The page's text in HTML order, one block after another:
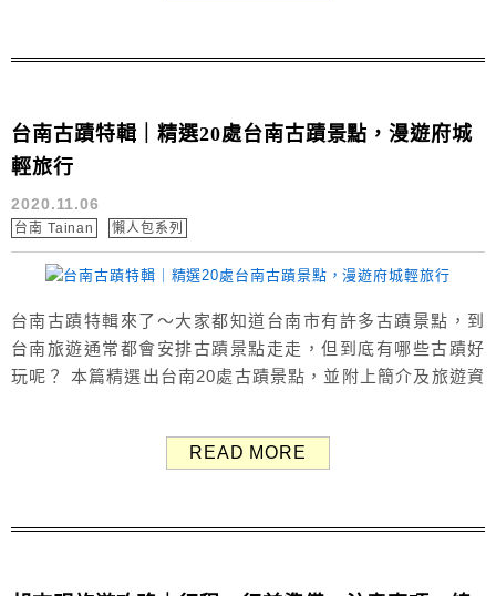
台南古蹟特輯｜精選20處台南古蹟景點，漫遊府城
輕旅行
2020.11.06
台南 Tainan 懶人包系列
台南古蹟特輯來了～大家都知道台南市有許多古蹟景點，到
台南旅遊通常都會安排古蹟景點走走，但到底有哪些古蹟好
玩呢？ 本篇精選出台南20處古蹟景點，並附上簡介及旅遊資
億載金城、台南孔廟、台南美術館一館、國立台灣文學館、
READ MORE